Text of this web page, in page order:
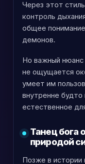
Через этот
контроль
общее
демонов.
Но важный нюанс
не ощущается
умеет им
внутренне
естественное
Танец бога
природой
Позже в истории